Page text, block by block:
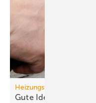
Heizungswende
Gute Ideen für den